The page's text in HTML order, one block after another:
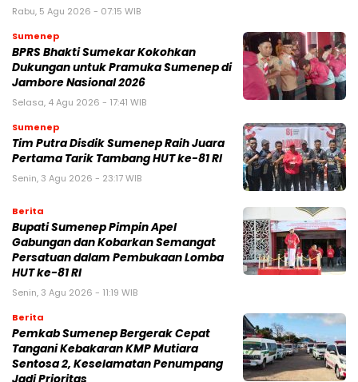
Rabu, 5 Agu 2026 - 07:15 WIB
Sumenep
BPRS Bhakti Sumekar Kokohkan
Dukungan untuk Pramuka Sumenep di
Jambore Nasional 2026
Selasa, 4 Agu 2026 - 17:41 WIB
Sumenep
Tim Putra Disdik Sumenep Raih Juara
Pertama Tarik Tambang HUT ke-81 RI
Senin, 3 Agu 2026 - 23:17 WIB
Berita
Bupati Sumenep Pimpin Apel
Gabungan dan Kobarkan Semangat
Persatuan dalam Pembukaan Lomba
HUT ke-81 RI
Senin, 3 Agu 2026 - 11:19 WIB
Berita
Pemkab Sumenep Bergerak Cepat
Tangani Kebakaran KMP Mutiara
Sentosa 2, Keselamatan Penumpang